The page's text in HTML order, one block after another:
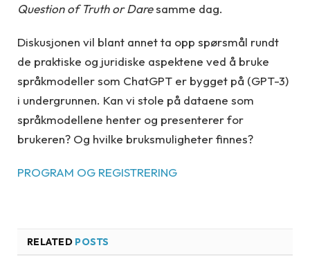
Question of Truth or Daresamme dag.
Diskusjonen vil blant annet ta opp spørsmål rundt
de praktiske og juridiske aspektene ved å bruke
språkmodeller som ChatGPT er bygget på (GPT-3)
i undergrunnen. Kan vi stole på dataene som
språkmodellene henter og presenterer for
brukeren? Og hvilke bruksmuligheter finnes?
PROGRAM OG REGISTRERING
RELATED POSTS